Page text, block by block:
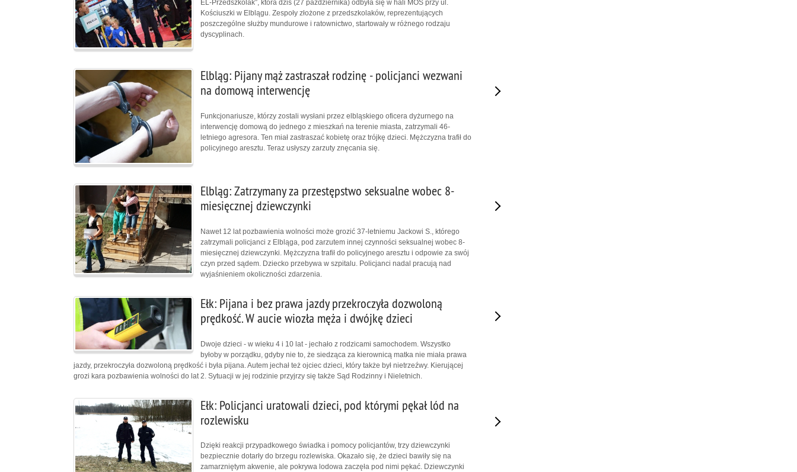
EL-Przedszkolak”, która dziś (27 października) odbyła się w hali MOS przy ul.
Kościuszki w Elblągu. Zespoły złożone z przedszkolaków, reprezentujących
poszczególne służby mundurowe i ratownictwo, startowały w różnego rodzaju
dyscyplinach.
Elbląg: Pijany mąż zastraszał rodzinę - policjanci wezwani
na domową interwencję
Funkcjonariusze, którzy zostali wysłani przez elbląskiego oficera dyżurnego na
interwencję domową do jednego z mieszkań na terenie miasta, zatrzymali 46-
letniego agresora. Ten miał zastraszać kobietę oraz trójkę dzieci. Mężczyzna trafił do
policyjnego aresztu. Teraz usłyszy zarzuty znęcania się.
Elbląg: Zatrzymany za przestępstwo seksualne wobec 8-
miesięcznej dziewczynki
Nawet 12 lat pozbawienia wolności może grozić 37-letniemu Jackowi S., którego
zatrzymali policjanci z Elbląga, pod zarzutem innej czynności seksualnej wobec 8-
miesięcznej dziewczynki. Mężczyzna trafił do policyjnego aresztu i odpowie za swój
czyn przed sądem. Dziecko przebywa w szpitalu. Policjanci nadal pracują nad
wyjaśnieniem okoliczności zdarzenia.
Ełk: Pijana i bez prawa jazdy przekroczyła dozwoloną
prędkość. W aucie wiozła męża i dwójkę dzieci
Dwoje dzieci - w wieku 4 i 10 lat - jechało z rodzicami samochodem. Wszystko
byłoby w porządku, gdyby nie to, że siedząca za kierownicą matka nie miała prawa
jazdy, przekroczyła dozwoloną prędkość i była pijana. Autem jechał też ojciec dzieci, który także był nietrzeźwy. Kierującej
grozi kara pozbawienia wolności do lat 2. Sytuacji w jej rodzinie przyjrzy się także Sąd Rodzinny i Nieletnich.
Ełk: Policjanci uratowali dzieci, pod którymi pękał lód na
rozlewisku
Dzięki reakcji przypadkowego świadka i pomocy policjantów, trzy dziewczynki
bezpiecznie dotarły do brzegu rozlewiska. Okazało się, że dzieci bawiły się na
zamarzniętym akwenie, ale pokrywa lodowa zaczęła pod nimi pękać. Dziewczynki